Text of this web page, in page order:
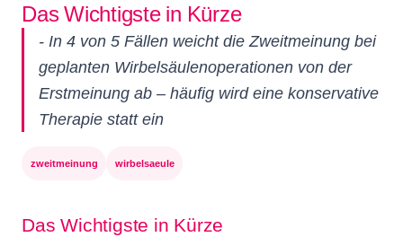
Das Wichtigste in Kürze
- In 4 von 5 Fällen weicht die Zweitmeinung bei
geplanten Wirbelsäulenoperationen von der
Erstmeinung ab – häufig wird eine konservative
Therapie statt ein
zweitmeinung wirbelsaeule
Das Wichtigste in Kürze